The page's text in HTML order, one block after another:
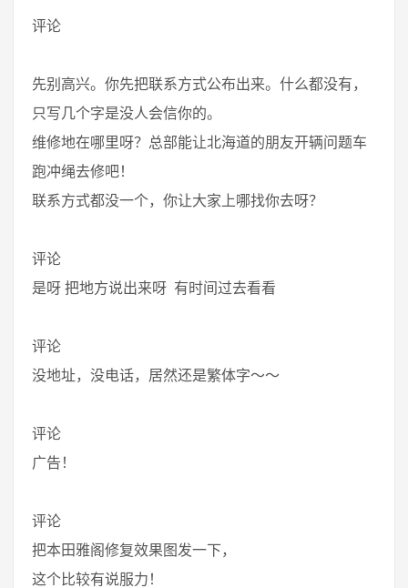
评论
先别高兴。你先把联系方式公布出来。什么都没有，
只写几个字是没人会信你的。
维修地在哪里呀？总部能让北海道的朋友开辆问题车
跑冲绳去修吧！
联系方式都没一个，你让大家上哪找你去呀？
评论
是呀 把地方说出来呀 有时间过去看看
评论
没地址，没电话，居然还是繁体字～～
评论
广告！
评论
把本田雅阁修复效果图发一下，
这个比较有说服力！